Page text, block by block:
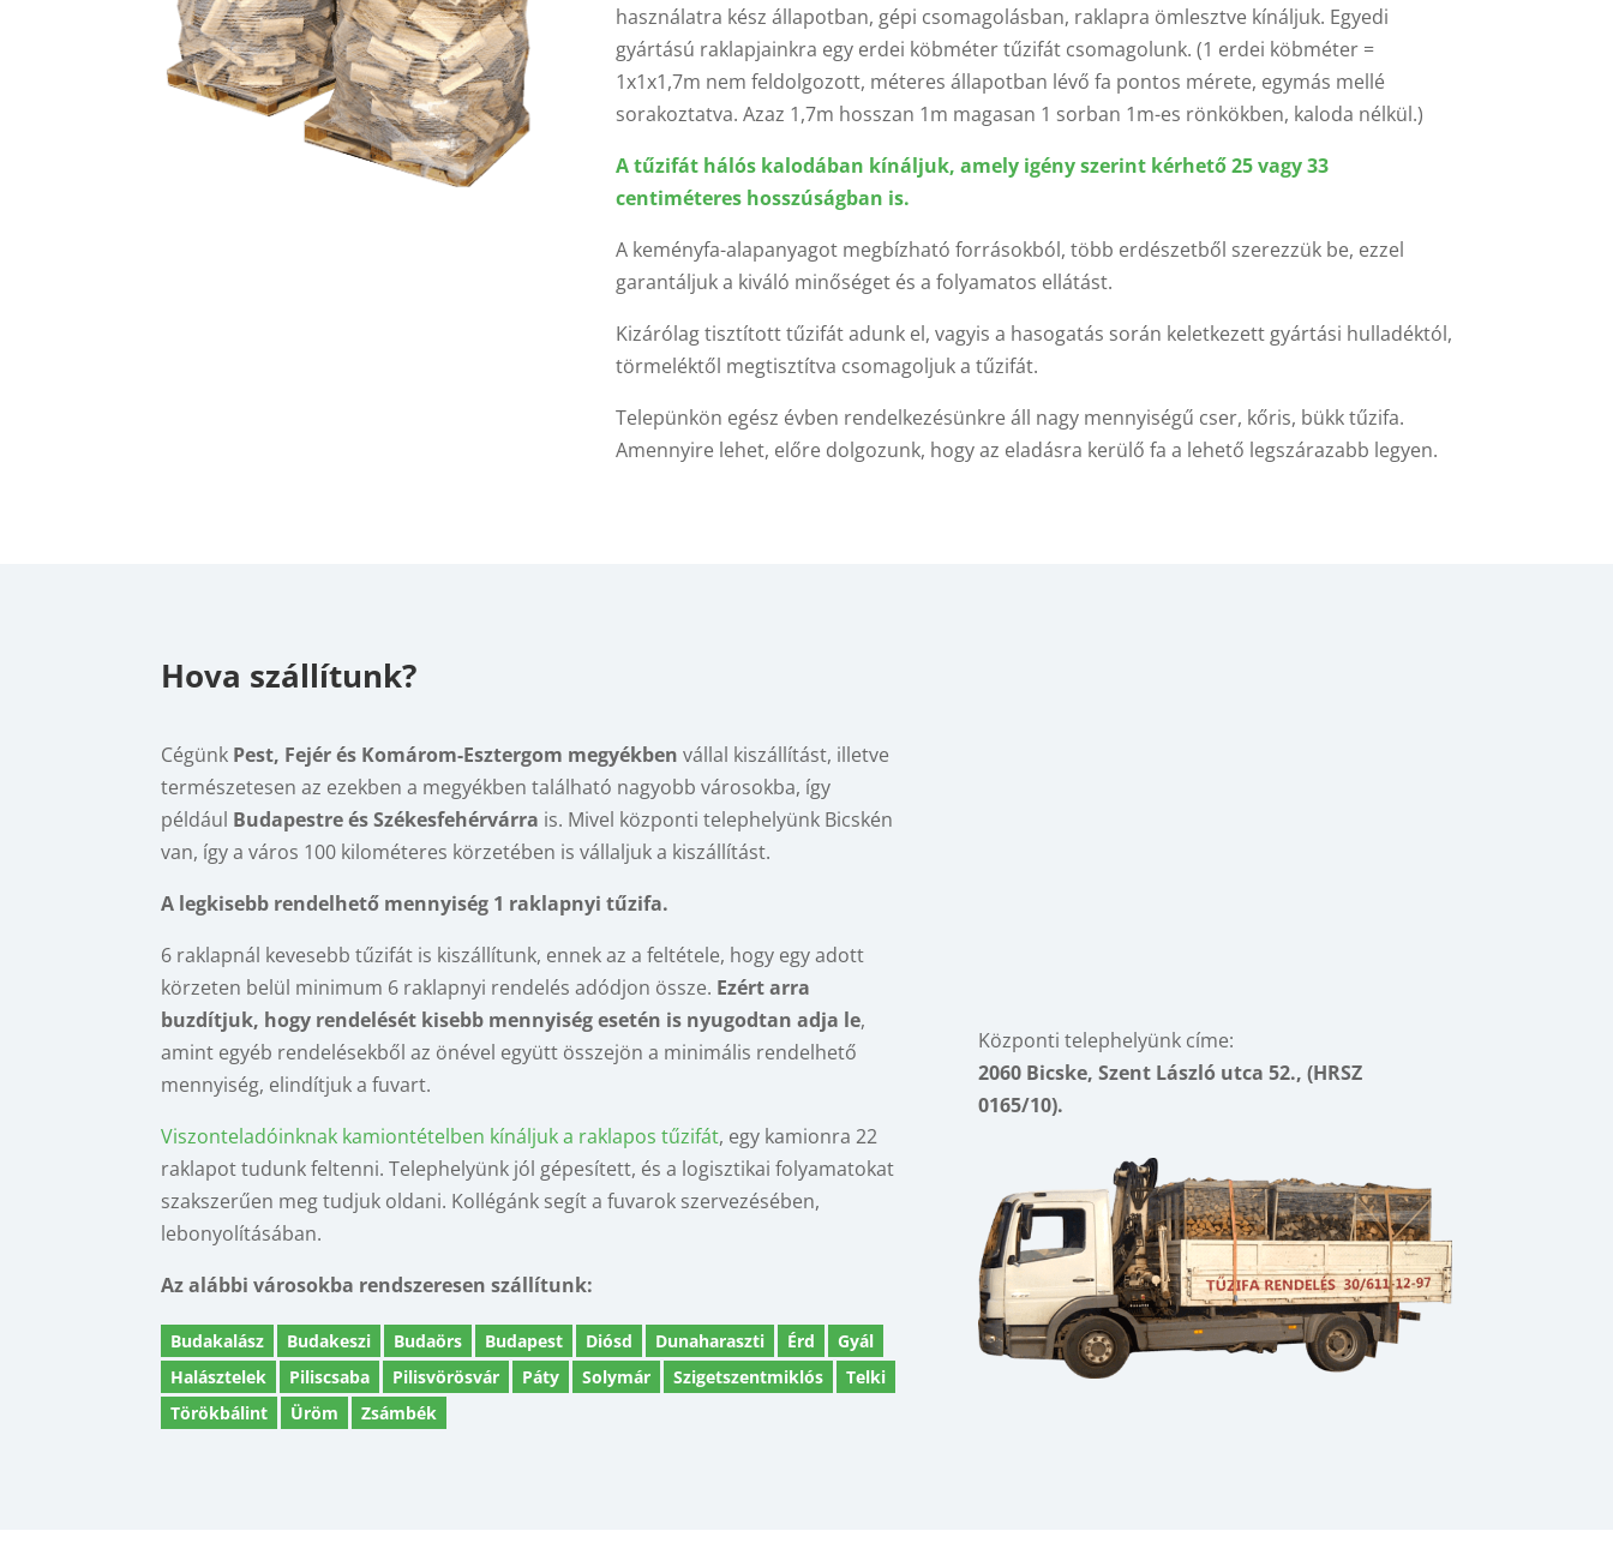
használatra kész állapotban, gépi csomagolásban, raklapra ömlesztve kínáljuk. Egyedi
gyártású raklapjainkra egy erdei köbméter tűzifát csomagolunk. (1 erdei köbméter =
1x1x1,7m nem feldolgozott, méteres állapotban lévő fa pontos mérete, egymás mellé
sorakoztatva. Azaz 1,7m hosszan 1m magasan 1 sorban 1m-es rönkökben, kaloda nélkül.)
A tűzifát hálós kalodában kínáljuk, amely igény szerint kérhető 25 vagy 33
centiméteres hosszúságban is.
A keményfa-alapanyagot megbízható forrásokból, több erdészetből szerezzük be, ezzel
garantáljuk a kiváló minőséget és a folyamatos ellátást.
Kizárólag tisztított tűzifát adunk el, vagyis a hasogatás során keletkezett gyártási hulladéktól,
törmeléktől megtisztítva csomagoljuk a tűzifát.
Telepünkön egész évben rendelkezésünkre áll nagy mennyiségű cser, kőris, bükk tűzifa.
Amennyire lehet, előre dolgozunk, hogy az eladásra kerülő fa a lehető legszárazabb legyen.
Hova szállítunk?
Cégünk Pest, Fejér és Komárom-Esztergom megyékben vállal kiszállítást, illetve
természetesen az ezekben a megyékben található nagyobb városokba, így
például Budapestre és Székesfehérvárra is. Mivel központi telephelyünk Bicskén
van, így a város 100 kilométeres körzetében is vállaljuk a kiszállítást.
A legkisebb rendelhető mennyiség 1 raklapnyi tűzifa.
6 raklapnál kevesebb tűzifát is kiszállítunk, ennek az a feltétele, hogy egy adott
körzeten belül minimum 6 raklapnyi rendelés adódjon össze. Ezért arra
buzdítjuk, hogy rendelését kisebb mennyiség esetén is nyugodtan adja le,
amint egyéb rendelésekből az önével együtt összejön a minimális rendelhető
mennyiség, elindítjuk a fuvart.
Viszonteladóinknak kamiontételben kínáljuk a raklapos tűzifát, egy kamionra 22
raklapot tudunk feltenni. Telephelyünk jól gépesített, és a logisztikai folyamatokat
szakszerűen meg tudjuk oldani. Kollégánk segít a fuvarok szervezésében,
lebonyolításában.
Az alábbi városokba rendszeresen szállítunk:
Budakalász Budakeszi Budaörs Budapest Diósd Dunaharaszti Érd
Gyál
Halásztelek
Piliscsaba Pilisvörösvár Páty Solymár Szigetszentmiklós
Telki
Törökbálint
Üröm Zsámbék
Központi telephelyünk címe:
2060 Bicske, Szent László utca 52., (HRSZ
0165/10).